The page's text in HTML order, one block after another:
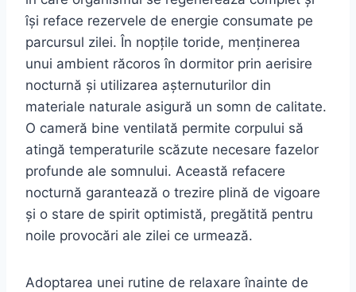
își reface rezervele de energie consumate pe
parcursul zilei. În nopțile toride, menținerea
unui ambient răcoros în dormitor prin aerisire
nocturnă și utilizarea așternuturilor din
materiale naturale asigură un somn de calitate.
O cameră bine ventilată permite corpului să
atingă temperaturile scăzute necesare fazelor
profunde ale somnului. Această refacere
nocturnă garantează o trezire plină de vigoare
și o stare de spirit optimistă, pregătită pentru
noile provocări ale zilei ce urmează.
Adoptarea unei rutine de relaxare înainte de